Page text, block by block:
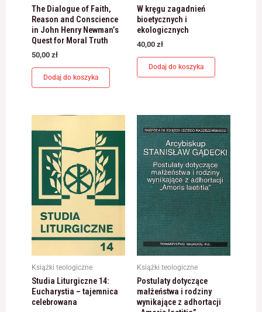
The Dialogue of Faith,
Reason and Conscience
in John Henry Newman’s
Quest for Moral Truth
50,00 zł
Dodaj do koszyka
W kręgu zagadnień
bioetycznych i
ekologicznych
40,00 zł
Dodaj do koszyka
Książki teologiczne
Studia Liturgiczne 14:
Eucharystia – tajemnica
celebrowana
Książki teologiczne
Postulaty dotyczące
małżeństwa i rodziny
wynikające z adhortacji